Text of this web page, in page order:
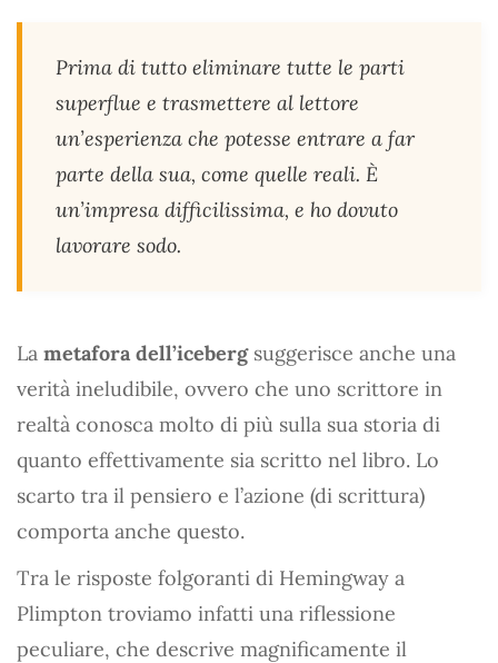
Prima di tutto eliminare tutte le parti
superflue e trasmettere al lettore
un’esperienza che potesse entrare a far
parte della sua, come quelle reali. È
un’impresa difficilissima, e ho dovuto
lavorare sodo.
La metafora dell’icebergsuggerisce anche una
verità ineludibile, ovvero che uno scrittore in
realtà conosca molto di più sulla sua storia di
quanto effettivamente sia scritto nel libro. Lo
scarto tra il pensiero e l’azione (di scrittura)
comporta anche questo.
Tra le risposte folgoranti di Hemingway a
Plimpton troviamo infatti una riflessione
peculiare, che descrive magnificamente il